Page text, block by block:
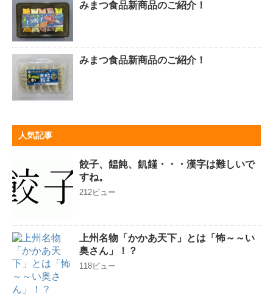
みまつ食品新商品のご紹介！
みまつ食品新商品のご紹介！
人気記事
餃子、饂飩、飢饉・・・漢字は難しいで
すね。
212ビュー
上州名物「かかあ天下」とは「怖～～い
奥さん」！？
118ビュー